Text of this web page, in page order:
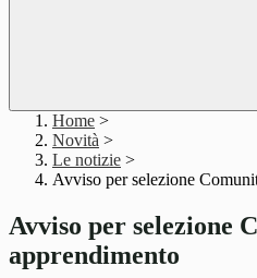
Home >
Novità >
Le notizie >
Avviso per selezione
Avviso per selezione
apprendimento